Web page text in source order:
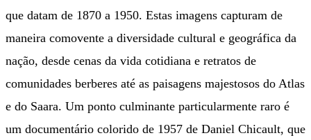
que datam de 1870 a 1950. Estas imagens capturam de
maneira comovente a diversidade cultural e geográfica da
nação, desde cenas da vida cotidiana e retratos de
comunidades berberes até as paisagens majestosos do Atlas
e do Saara. Um ponto culminante particularmente raro é
um documentário colorido de 1957 de Daniel Chicault, que